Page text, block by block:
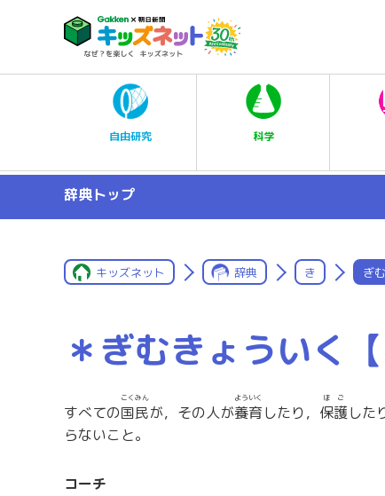
自由研究 科学
辞典トップ
キッズネット 辞典 き ぎ
＊ぎむきょういく
すべての国民
こくみん
が，その人が養育
よういく
したり， 保護
ほご
した
らないこと。
コーチ